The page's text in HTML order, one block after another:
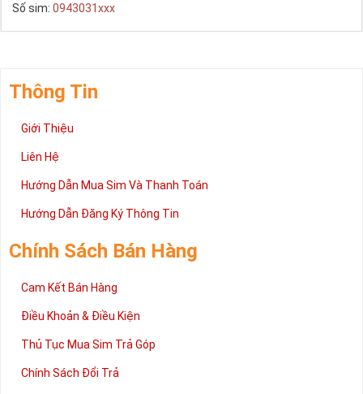
Số sim: 0943031xxx
Thông Tin
Giới Thiệu
Liên Hệ
Hướng Dẫn Mua Sim Và Thanh Toán
Hướng Dẫn Đăng Ký Thông Tin
Chính Sách Bán Hàng
Cam Kết Bán Hàng
Điều Khoản & Điều Kiện
Thủ Tục Mua Sim Trả Góp
Chính Sách Đổi Trả